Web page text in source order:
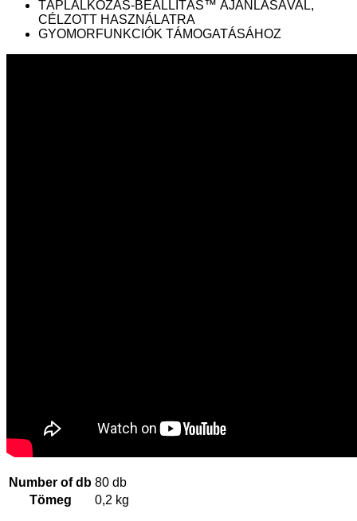
TÁPLÁLKOZÁS-BEÁLLÍTÁS™ AJÁNLÁSÁVAL,
CÉLZOTT HASZNÁLATRA
GYOMORFUNKCIÓK TÁMOGATÁSÁHOZ
Number of db 80 db
Tömeg
0,2 kg